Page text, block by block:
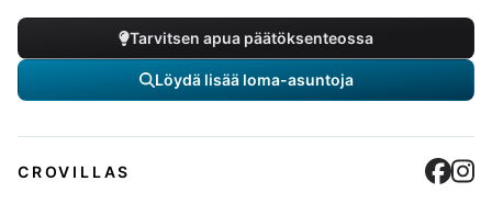
Tarvitsen apua päätöksenteossa
Löydä lisää loma-asuntoja
CROVILLAS